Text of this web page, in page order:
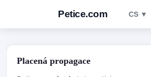
Petice.com CS ▼
Placená propagace